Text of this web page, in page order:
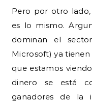
Pero por otro
es lo mismo.
dominan el
Microsoft) ya tienen
que estamos
dinero se está
ganadores de la